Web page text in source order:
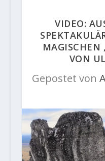
VIDEO:
MAGISCHEN
VON
Gepostet von